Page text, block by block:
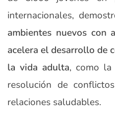
internacionales,
ambientes nuevos con
acelera el desarrollo de
la vida adulta, como la
resolución de
relaciones saludables.